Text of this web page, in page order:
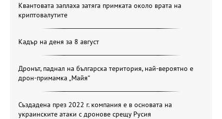
Квантовата заплаха затяга примката около врата на
криптовалутите
Кадър на деня за 8 август
Дронът, паднал на българска територия, най-вероятно е
дрон-примамка „Майя“
Създадена през 2022 г. компания е в основата на
украинските атаки с дронове срещу Русия